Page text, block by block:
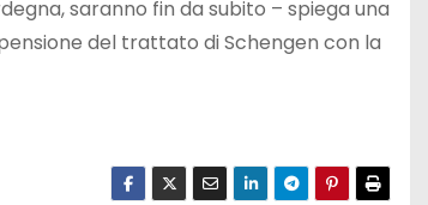
saranno fin da subito – spiega una
del trattato di Schengen con la